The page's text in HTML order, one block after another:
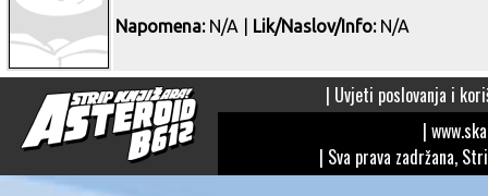
Napomena:N/A | Lik/Naslov/Info:N/A
| Uvjeti poslovanja i
|
| Sva prava zadržana,